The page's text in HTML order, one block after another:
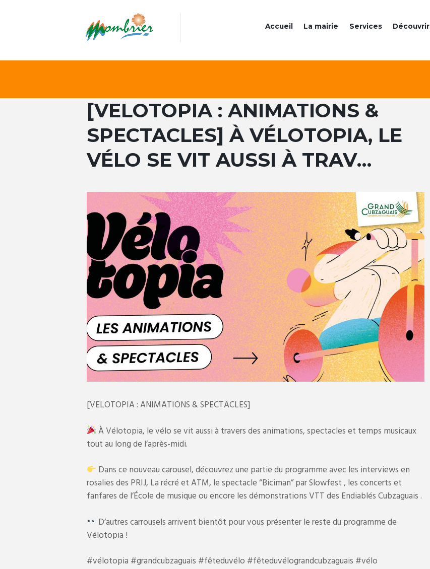
Accueil La mairie Services Découvrir
[VELOTOPIA : ANIMATIONS &
SPECTACLES] À VÉLOTOPIA, LE
VÉLO SE VIT AUSSI À TRAV…
[VELOTOPIA : ANIMATIONS & SPECTACLES]
À Vélotopia, le vélo se vit aussi à travers des animations, spectacles et temps musicaux
tout au long de l’après-midi.
Dans ce nouveau carousel, découvrez une partie du programme avec les interviews en
rosalies des PRIJ, La récré et ATM, le spectacle “Biciman” par Slowfest , les concerts et
fanfares de l’École de musique ou encore les démonstrations VTT des Endiablés Cubzaguais .
D’autres carrousels arrivent bientôt pour vous présenter le reste du programme de
Vélotopia !
#vélotopia #grandcubzaguais #fêteduvélo #fêteduvélograndcubzaguais #vélo